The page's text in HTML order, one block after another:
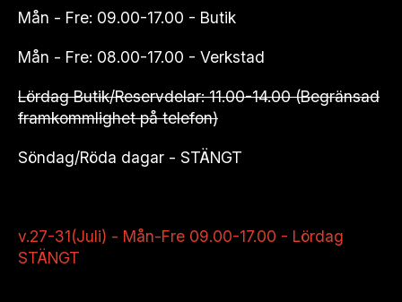
Mån - Fre: 09.00-17.00 - Butik
Mån - Fre: 08.00-17.00 - Verkstad
Lördag Butik/Reservdelar: 11.00-14.00 (Begränsad
framkommlighet på telefon)
Söndag/Röda dagar - STÄNGT
v.27-31(Juli) - Mån-Fre 09.00-17.00 - Lördag
STÄNGT